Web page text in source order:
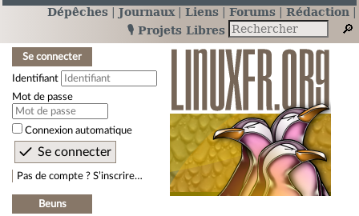
Dépêches Journaux Liens Forums
Rédaction
🎙️ Projets Libres
Se connecter
Identifiant
Mot de passe
Connexion automatique
Pas de compte ? S’inscrire…
Beuns